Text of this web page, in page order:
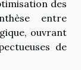
des
entre
ouvrant
de